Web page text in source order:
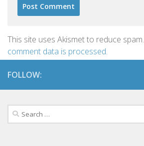
This site uses Akismet to reduce spam.
comment data is processed.
FOLLOW:
Search
for: